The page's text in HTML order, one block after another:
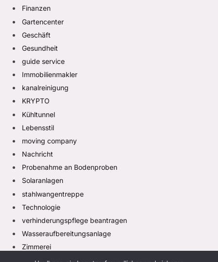
Finanzen
Gartencenter
Geschäft
Gesundheit
guide service
Immobilienmakler
kanalreinigung
KRYPTO
Kühltunnel
Lebensstil
moving company
Nachricht
Probenahme an Bodenproben
Solaranlagen
stahlwangentreppe
Technologie
verhinderungspflege beantragen
Wasseraufbereitungsanlage
Zimmerei